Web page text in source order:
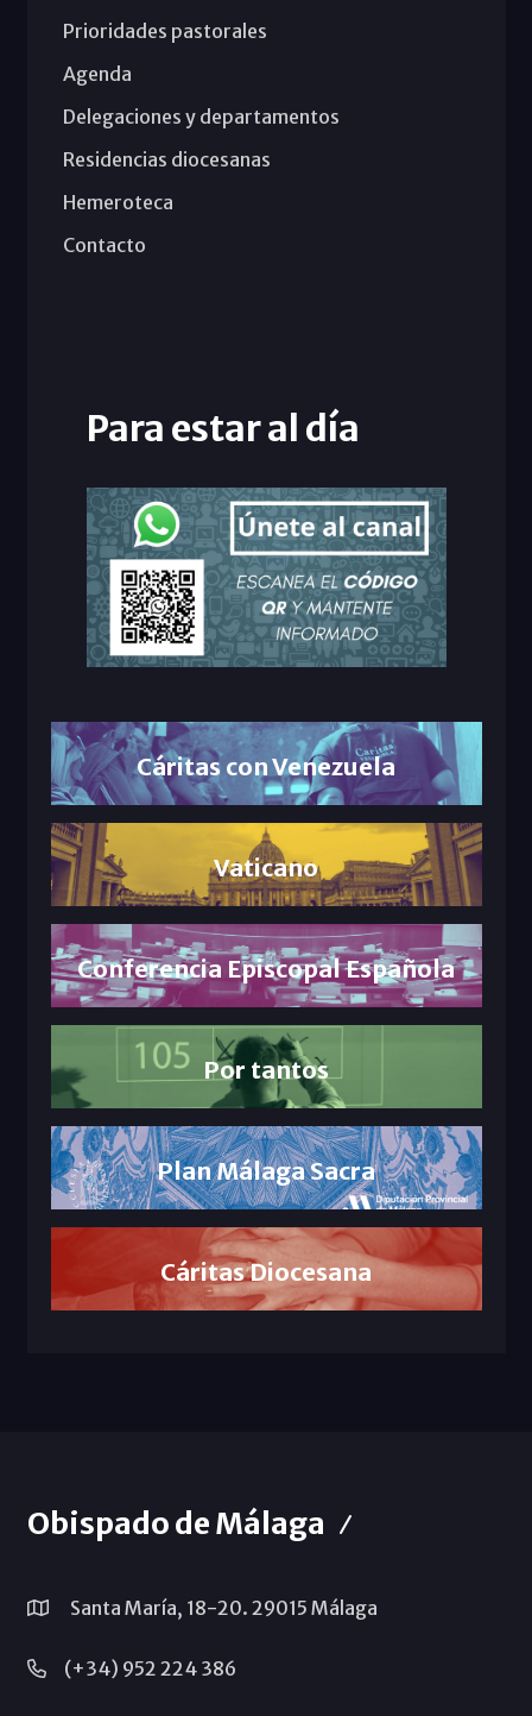
Prioridades pastorales
Agenda
Delegaciones y departamentos
Residencias diocesanas
Hemeroteca
Contacto
Para estar al día
Cáritas con Venezuela
Vaticano
Conferencia Episcopal Española
Por tantos
Plan Málaga Sacra
Cáritas Diocesana
Obispado de Málaga
Santa María, 18-20. 29015 Málaga
(+34) 952 224 386